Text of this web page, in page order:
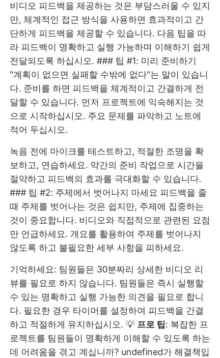
비디오 피드백을 제공하는 것은 부담스러울 수 있지
만, 체계적인 접근 방식을 사용하면 효과적이고 간
단하게 피드백을 제공할 수 있습니다. 다음 팁을 따
라 피드백이 명확하고 실행 가능하며 이해하기 쉽게
전달되도록 하십시오. ### 팁 #1: 미리 준비하기
"계획이 없으면 실패할 수밖에 없다"는 말이 있습니
다. 준비를 하면 피드백을 체계적이고 간결하게 전
달할 수 있습니다. 먼저 프로젝트에 익숙해지는 것
으로 시작하십시오. 주요 문제를 파악하고 노트에
적어 두십시오.
녹음 전에 마이크를 테스트하고, 적절한 조명을 확
보하고, 연습하세요. 약간의 준비 작업으로 시간을
절약하고 피드백의 효과를 극대화할 수 있습니다.
### 팁 #2: 주제에서 벗어나지 마세요 피드백을 줄
때 주제를 벗어나는 것은 쉽지만, 주제에 집중하는
것이 중요합니다. 비디오와 직접적으로 관련된 요점
만 언급하세요. 개요를 활용하여 주제를 벗어나지
않도록 하고 불필요한 세부 사항을 피하세요.
기억하세요: 팀원들은 30분짜리 상세한 비디오 리
뷰를 필요로 하지 않습니다. 팀원들은 즉시 실행할
수 있는 명확하고 실행 가능한 의견을 필요로 합니
다. 필요한 경우 타이머를 설정하여 피드백을 간결
하고 적절하게 유지하십시오. 💡 프로 팁: 복잡한 프
로젝트를 팀원들이 명확하게 이해할 수 있도록 하는
데 어려움을 겪고 계십니까? undefined가 해결책입